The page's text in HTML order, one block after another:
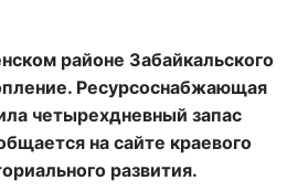
районе Забайкальского
Ресурсоснабжающая
четырехдневный запас
на сайте краевого
развития.